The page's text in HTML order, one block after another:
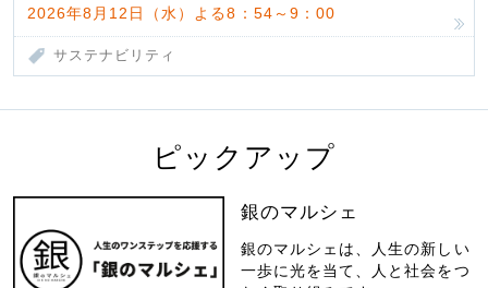
2026年8月12日（水）よる8：54～9：00
サステナビリティ
ピックアップ
銀のマルシェ
銀のマルシェは、人生の新しい
一歩に光を当て、人と社会をつ